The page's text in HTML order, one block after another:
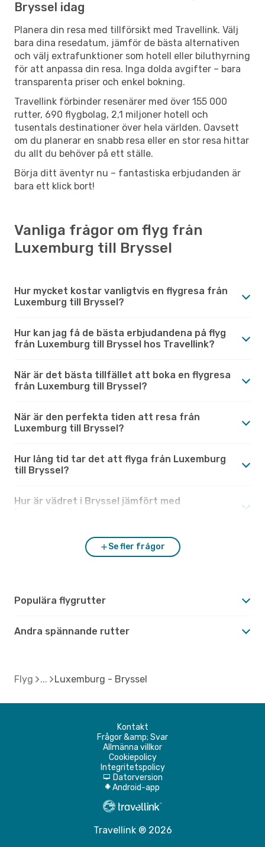
Bryssel idag
Planera din resa med tillförsikt med Travellink. Välj
bara dina resedatum, jämför de bästa alternativen
och välj extrafunktioner som hotell eller biluthyrning
för att anpassa din resa. Inga dolda avgifter – bara
transparenta priser och enkel bokning.
Travellink förbinder resenärer med över 155 000
rutter, 690 flygbolag, 2,1 miljoner hotell och
tusentals destinationer över hela världen. Oavsett
om du planerar en snabb resa eller en stor resa hittar
du allt du behöver på ett ställe.
Börja ditt äventyr nu – fantastiska erbjudanden är
bara ett klick bort!
Vanliga frågor om flyg från
Luxemburg till Bryssel
Hur mycket kostar vanligtvis en flygresa från
Luxemburg till Bryssel?
Hur kan jag få de bästa erbjudandena på flyg
från Luxemburg till Bryssel hos Travellink?
När är det bästa tillfället att boka en flygresa
från Luxemburg till Bryssel?
När är den perfekta tiden att resa från
Luxemburg till Bryssel?
Hur lång tid tar det att flyga från Luxemburg
till Bryssel?
Hur är vädret i Bryssel jämfört med
Se fler frågor
Populära flygrutter
Andra spännande rutter
Flyg Luxemburg - Bryssel
Kontakt
Frågor &amp; Svar
Allmänna villkor
Cookiepolicy
Integritetspolicy
d Datorversion
A Android-app
Travellink ® 2026